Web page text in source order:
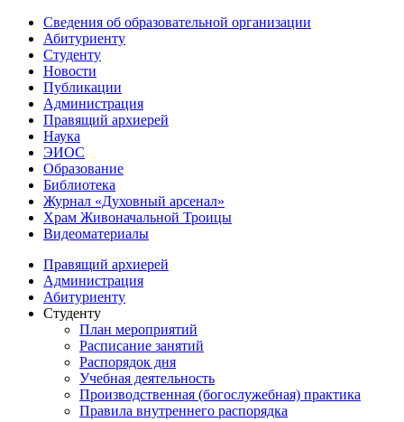
Сведения об образовательной организации
Абитуриенту
Студенту
Новости
Публикации
Администрация
Правящий архиерей
Наука
ЭИОС
Образование
Библиотека
Журнал «Духовный арсенал»
Храм Живоначальной Троицы
Видеоматериалы
Правящий архиерей
Администрация
Абитуриенту
Студенту
План мероприятий
Расписание занятий
Распорядок дня
Учебная деятельность
Производственная (богослужебная) практика
Правила внутреннего распорядка